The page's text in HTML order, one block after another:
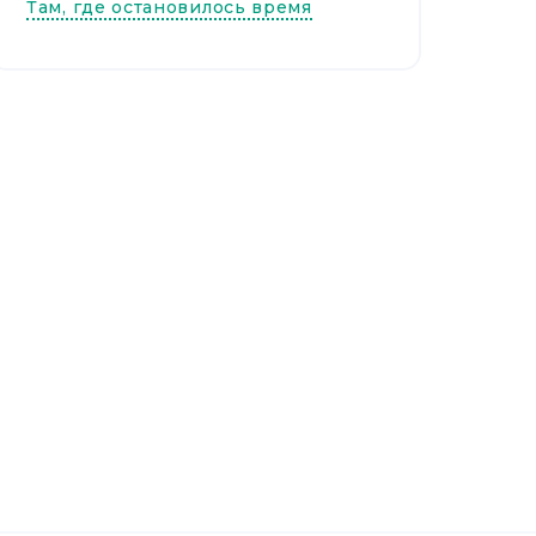
Там, где остановилось время